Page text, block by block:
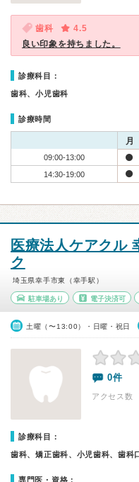
歯科
4.5
良い印象を持ちました。
診療科目：
歯科、小児歯科
診療時間
月
09:00-13:00
14:30-19:00
医療法人ケアクル
ク
埼玉県幸手市東（幸手駅）
駐車場あり 電子決済可
土曜（〜13:00）・日曜・祝日
0件
アクセス数
診療科目：
歯科、矯正歯科、小児歯科、歯科
専門医・資格：